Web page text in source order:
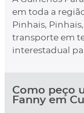
em toda a
Pinhais,
transporte em
interestadual
Como peço
Fanny em